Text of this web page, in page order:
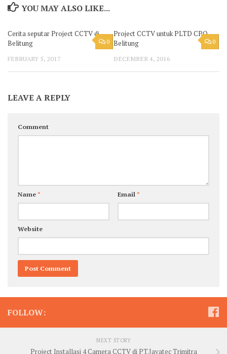
YOU MAY ALSO LIKE...
0
Cerita seputar Project CCTV di
Belitung
FEBRUARY 5, 2017
0
Project CCTV untuk PLTD CPO
Belitung
DECEMBER 4, 2016
LEAVE A REPLY
Comment
Name* Email*
Website
FOLLOW:
NEXT STORY
Project Installasi 4 Camera CCTV di PT.Javatec Trimitra